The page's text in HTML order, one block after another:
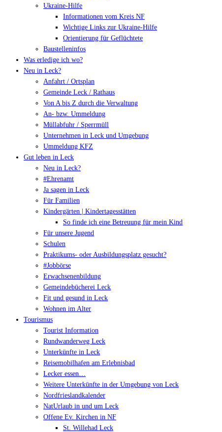
Ukraine-Hilfe
Informationen vom Kreis NF
Wichtige Links zur Ukraine-Hilfe
Orientierung für Geflüchtete
Baustelleninfos
Was erledige ich wo?
Neu in Leck?
Anfahrt / Ortsplan
Gemeinde Leck / Rathaus
Von A bis Z durch die Verwaltung
An- bzw. Ummeldung
Müllabfuhr / Sperrmüll
Unternehmen in Leck und Umgebung
Ummeldung KFZ
Gut leben in Leck
Neu in Leck?
#Ehrenamt
Ja sagen in Leck
Für Familien
Kindergärten | Kindertagesstätten
So finde ich eine Betreuung für mein Kind
Für unsere Jugend
Schulen
Praktikums- oder Ausbildungsplatz gesucht?
#Jobbörse
Erwachsenenbildung
Gemeindebücherei Leck
Fit und gesund in Leck
Wohnen im Alter
Tourismus
Tourist Information
Rundwanderweg Leck
Unterkünfte in Leck
Reisemobilhafen am Erlebnisbad
Lecker essen…
Weitere Unterkünfte in der Umgebung von Leck
Nordfrieslandkalender
NatUrlaub in und um Leck
Offene Ev. Kirchen in NF
St. Willehad Leck